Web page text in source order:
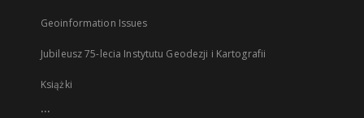
Geoinformation Issues
Jubileusz 75-lecia Instytutu Geodezji i Kartografii
Książki
...